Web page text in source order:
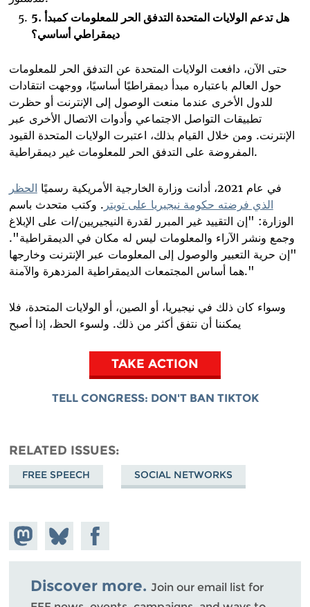
5. هل تدعم الولايات المتحدة التدفق الحر للمعلومات كمبدأ
ديمقراطي أساسي؟
حتى الآن، دافعت الولايات المتحدة عن التدفق الحر للمعلومات
حول العالم باعتباره مبدأ ديمقراطيًا أساسيًا، ووجهت انتقادات
للدول الأخرى عندما منعت الوصول إلى الإنترنت أو حظرت
تطبيقات التواصل الاجتماعي وأدوات الاتصال الأخرى عبر
الإنترنت. ومن خلال القيام بذلك، اعتبرت الولايات المتحدة القيود
المفروضة على التدفق الحر للمعلومات غير ديمقراطية.
في عام 2021، أدانت وزارة الخارجية الأمريكية رسميًا
الحظر
الذي فرضته حكومة نيجيريا على تويتر . وكتب متحدث باسم
الوزارة: "إن التقييد غير المبرر لقدرة النيجيريين/ات على الإبلاغ
وجمع ونشر الآراء والمعلومات ليس له مكان في الديمقراطية".
"إن حرية التعبير والوصول إلى المعلومات عبر الإنترنت وخارجها
هما أساس المجتمعات الديمقراطية المزدهرة والآمنة."
وسواء كان ذلك في نيجيريا، أو الصين، أو الولايات المتحدة، فلا
يمكننا أن نتفق أكثر من ذلك. ولسوء الحظ، إذا أصبح
TAKE ACTION
TELL CONGRESS: DON'T BAN TIKTOK
RELATED ISSUES
FREE SPEECH SOCIAL NETWORKS
Share on
Mastodon
Share
on
Bluesky
Share on
Facebook
Discover more. Join our email list for